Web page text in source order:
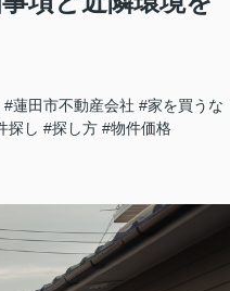
#蓮田市不動産会社 #家を買うな
探し #探し方 #物件価格